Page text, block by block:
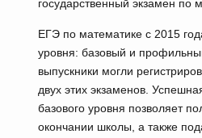
государственный экзамен по
ЕГЭ по математике с 2015
уровня: базовый и
выпускники могли
двух этих экзаменов.
базового уровня позволяет
окончании школы, а также